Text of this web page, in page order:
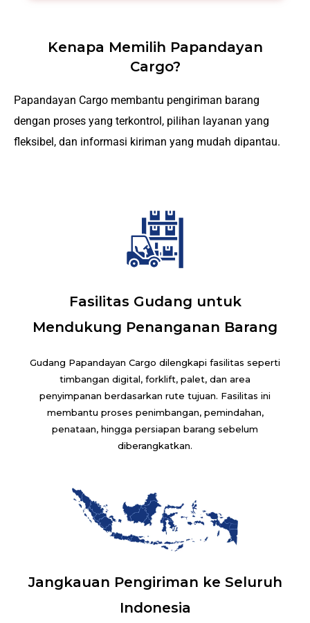
Kenapa Memilih Papandayan
Cargo?
Papandayan Cargo membantu pengiriman barang
dengan proses yang terkontrol, pilihan layanan yang
fleksibel, dan informasi kiriman yang mudah dipantau.
Fasilitas Gudang untuk
Mendukung Penanganan Barang
Gudang Papandayan Cargo dilengkapi fasilitas seperti
timbangan digital, forklift, palet, dan area
penyimpanan berdasarkan rute tujuan. Fasilitas ini
membantu proses penimbangan, pemindahan,
penataan, hingga persiapan barang sebelum
diberangkatkan.
Jangkauan Pengiriman ke Seluruh
Indonesia